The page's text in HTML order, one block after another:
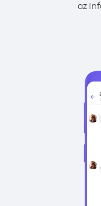
az